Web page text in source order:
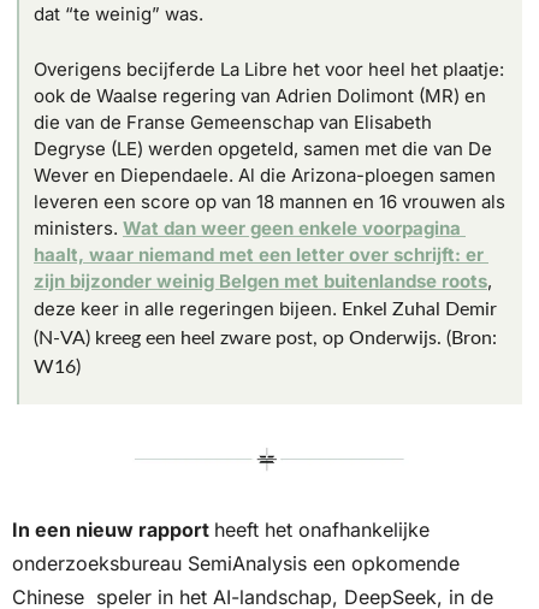
dat “te weinig” was.
Overigens becijferde La Libre het voor heel het plaatje:
ook de Waalse regering van Adrien Dolimont (MR) en
die van de Franse Gemeenschap van Elisabeth
Degryse (LE) werden opgeteld, samen met die van De
Wever en Diependaele. Al die Arizona-ploegen samen
leveren een score op van 18 mannen en 16 vrouwen als
ministers. Wat dan weer geen enkele voorpagina
haalt, waar niemand met een letter over schrijft: er
zijn bijzonder weinig Belgen met buitenlandse roots,
deze keer in alle regeringen bijeen. Enkel Zuhal Demir
(N-VA) kreeg een heel zware post, op Onderwijs. (Bron:
W16)
In een nieuw rapport heeft het onafhankelijke
onderzoeksbureau SemiAnalysis een opkomende
Chinese  speler in het AI-landschap, DeepSeek, in de